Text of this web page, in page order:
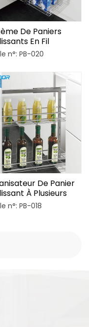
De Paniers
En Fil
Magic
n°: PB-020
De Panier
À Plusieurs
Réglable Pour
n°: PB-018